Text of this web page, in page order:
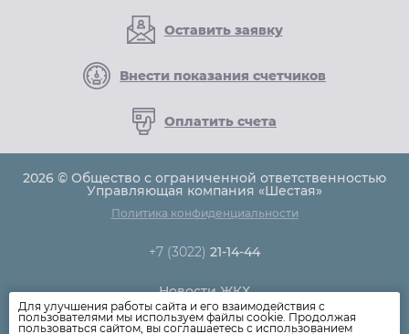
Оставить заявку
Внести показания счетчиков
Оплатить счета
2026 © Общество с ограниченной ответственностью
Управляющая компания «Шестая»
Политика конфиденциальности
+7 (3022) 21-14-44
Новости ЖКХ
Новости компании
Для улучшения работы сайта и его взаимодействия с
пользователями мы используем файлы cookie. Продолжая
пользоваться сайтом, вы соглашаетесь с использованием